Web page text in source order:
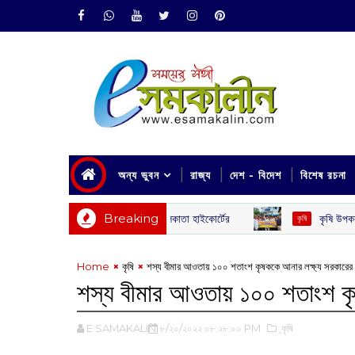
অন্য ভুবন রাজ্য দেশ - বিদেশ বিশেষ রচনা
Breaking কৃষি কৃষি উপকরণের অন্যায্য
Home কৃষি শস্য বীমার আওতায় ১০০ শতাংশ কৃষককে আনার লক্ষ্য সরকারের
শস্য বীমার আওতায় ১০০ শতাংশ
E SAMAKALIN ৮/২০/২০২২ ০৮:২৮:০০ PM ,কৃষি